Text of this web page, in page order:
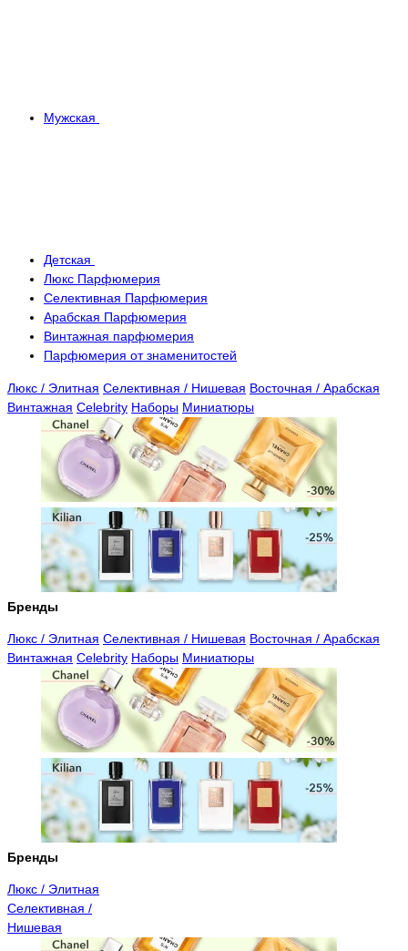
Мужская
Детская
Люкс Парфюмерия
Селективная Парфюмерия
Арабская Парфюмерия
Винтажная парфюмерия
Парфюмерия от знаменитостей
Люкс / Элитная Селективная / Нишевая Восточная / Арабская
Винтажная Celebrity Наборы Миниатюры
Бренды
Люкс / Элитная Селективная / Нишевая Восточная / Арабская
Винтажная Celebrity Наборы Миниатюры
Бренды
Люкс / Элитная
Селективная /
Нишевая